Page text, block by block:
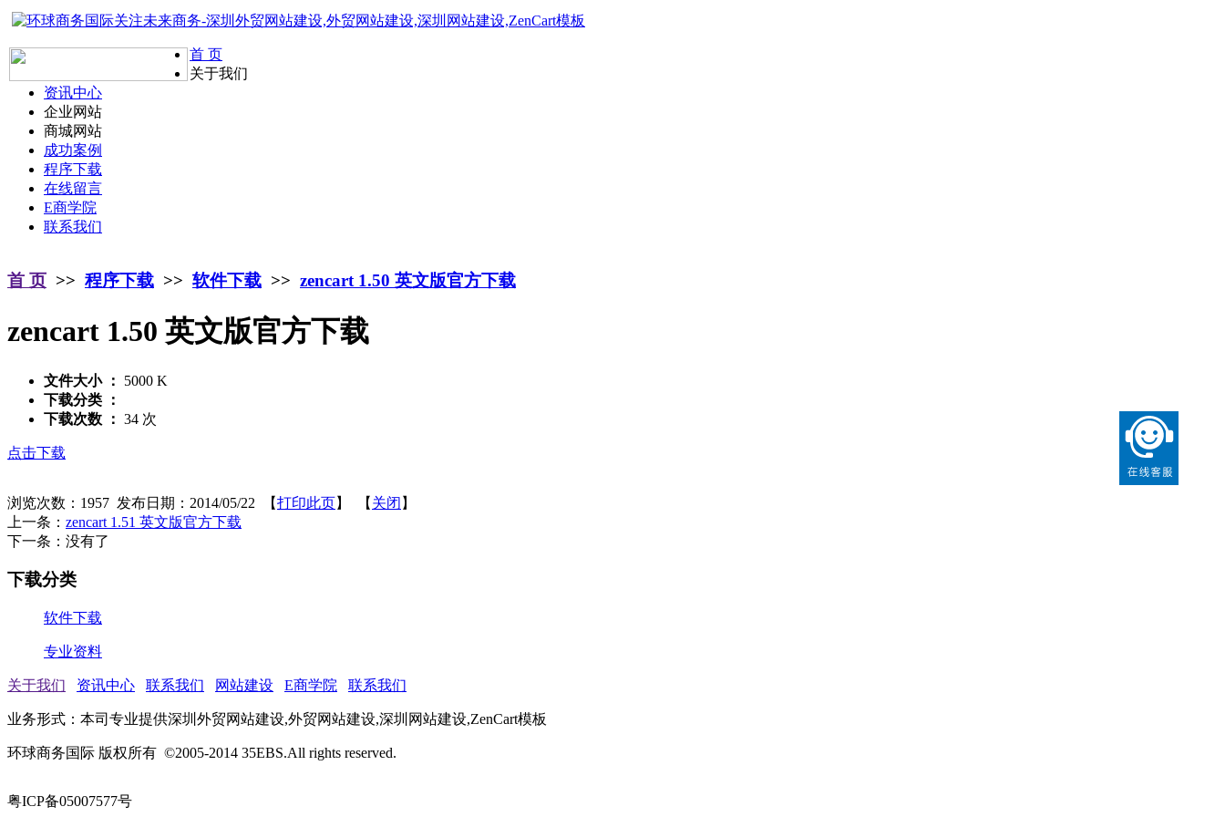
首 页
关于我们
资讯中心
企业网站
商城网站
成功案例
程序下载
在线留言
E商学院
联系我们
首 页 >> 程序下载 >> 软件下载 >> zencart 1.50 英文版官方下载
zencart 1.50 英文版官方下载
文件大小 ：
5000 K
下载分类 ：
下载次数 ： 34 次
点击下载
浏览次数： 1957 发布日期：2014/05/22 【打印此页】 【 关闭 】
上一条： zencart 1.51 英文版官方下载
下一条：没有了
下载分类
软件下载
专业资料
关于我们 资讯中心 联系我们 网站建设 E商学院 联系我们
业务形式：本司专业提供深圳外贸网站建设,外贸网站建设,深圳网站建设,ZenCart模板
环球商务国际 版权所有 ©2005-2014 35EBS.All rights reserved.
粤ICP备05007577号